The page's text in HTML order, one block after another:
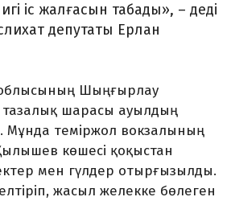
игі іс жалғасын табады», – деді
депутаты Ерлан
Шыңғырлау
шарасы ауылдың
Мұнда теміржол вокзалының
көшесі қоқыстан
мен гүлдер отырғызылды.
жасыл желекке бөлеген